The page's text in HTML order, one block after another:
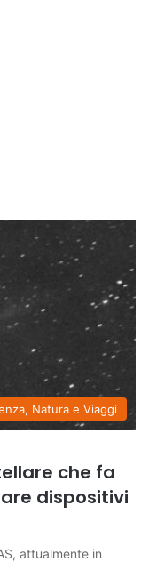
Natura e Viaggi
che fa
dispositivi
attualmente in